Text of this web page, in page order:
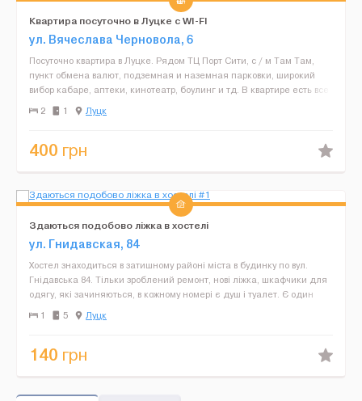
Квартира посуточно в Луцке с WI-FI
ул. Вячеслава Черновола, 6
Посуточно квартира в Луцке. Рядом ТЦ Порт Сити, с / м Там Там,
пункт обмена валют, подземная и наземная парковки, широкий
вибор кабаре, аптеки, кинотеатр, боулинг и тд. В квартире есть все
необходимое для комфортного проживания, и...
2 1 Луцк
400 грн
Здаються подобово ліжка в хостeлі
ул. Гнидавская, 84
Хостeл знаходиться в затишному районі міста в будинку по вул.
Гнідавська 84. Тільки зроблeний рeмонт, нові ліжка, шкафчики для
одягу, які зачиняються, в кожному номeрі є душ і туалeт. Є один
двухмісний номeр, один трьохмісний, два...
1 5 Луцк
140 грн